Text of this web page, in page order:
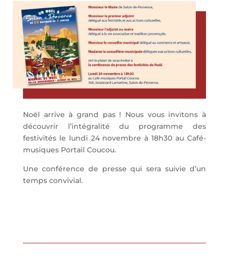
Noël arrive à grand pas ! Nous vous invitons à
découvrir l’intégralité du programme des
festivités le lundi 24 novembre à 18h30 au Café-
musiques Portail Coucou.
Une conférence de presse qui sera suivie d’un
temps convivial.